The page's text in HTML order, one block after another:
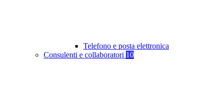
Telefono e posta elettronica
Consulenti e collaboratori 10